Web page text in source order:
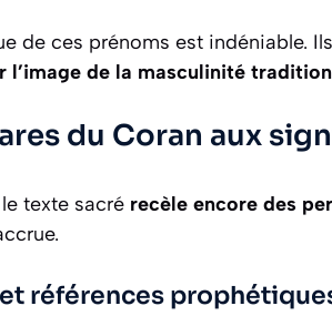
de ces prénoms est indéniable.
l’image de la masculinité
du Coran aux
texte sacré recèle encore des
références